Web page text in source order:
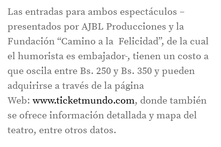
Las entradas para ambos espectáculos –
presentados por AJBL Producciones y la
Fundación “Camino a la Felicidad”, de la cual
el humorista es embajador-, tienen un costo a
que oscila entre Bs. 250 y Bs. 350 y pueden
adquirirse a través de la página
Web: www.ticketmundo.com, donde también
se ofrece información detallada y mapa del
teatro, entre otros datos.